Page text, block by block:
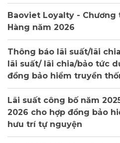
Baoviet Loyalty - Chương
Hàng năm 2026
Thông báo lãi suất/lãi
lãi suất/ lãi chia/bảo tức
đồng bảo hiểm truyền
Lãi suất công bố năm
2026 cho hợp đồng bảo
hưu trí tự nguyện